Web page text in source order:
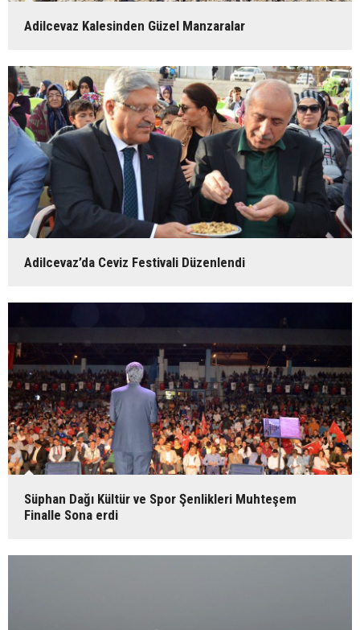
Adilcevaz Kalesinden Güzel Manzaralar
Adilcevaz’da Ceviz Festivali Düzenlendi
Süphan Dağı Kültür ve Spor Şenlikleri Muhteşem
Finalle Sona erdi